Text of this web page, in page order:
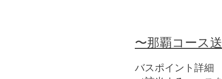
〜那覇コース
バスポイント詳細